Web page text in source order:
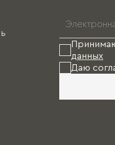
данных
Даю